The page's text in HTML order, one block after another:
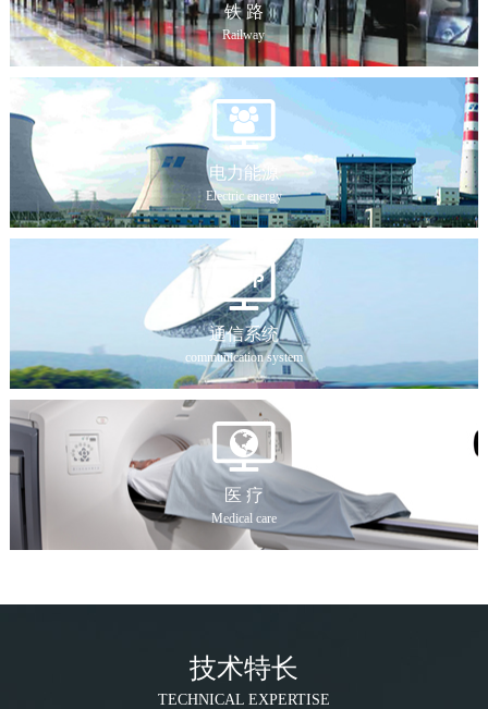
铁 路
Railway
电力能源
Electric energy
通信系统
communication system
医 疗
Medical care
技术特长
TECHNICAL EXPERTISE